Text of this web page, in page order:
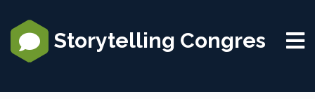
Storytelling Congres